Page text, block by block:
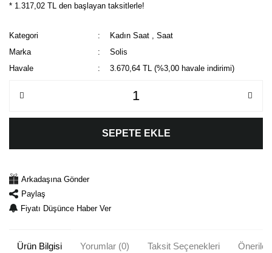
* 1.317,02 TL den başlayan taksitlerle!
Kategori Kadın Saat ,Saat
Marka
Solis
Havale
3.670,64 TL (%3,00 havale indirimi)
SEPETE EKLE
Arkadaşına Gönder
Paylaş
Fiyatı Düşünce Haber Ver
Ürün Bilgisi Yorumlar (0) Taksit Seçenekleri